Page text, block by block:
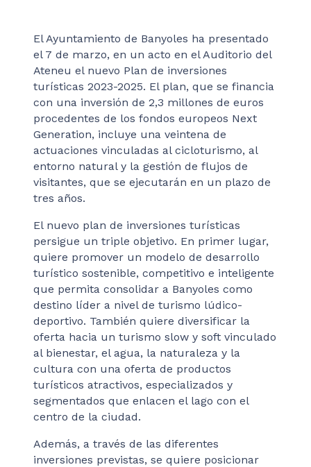
El Ayuntamiento de Banyoles ha presentado
el 7 de marzo, en un acto en el Auditorio del
Ateneu el nuevo Plan de inversiones
turísticas 2023-2025. El plan, que se financia
con una inversión de 2,3 millones de euros
procedentes de los fondos europeos Next
Generation, incluye una veintena de
actuaciones vinculadas al cicloturismo, al
entorno natural y la gestión de flujos de
visitantes, que se ejecutarán en un plazo de
tres años.
El nuevo plan de inversiones turísticas
persigue un triple objetivo. En primer lugar,
quiere promover un modelo de desarrollo
turístico sostenible, competitivo e inteligente
que permita consolidar a Banyoles como
destino líder a nivel de turismo lúdico-
deportivo. También quiere diversificar la
oferta hacia un turismo slow y soft vinculado
al bienestar, el agua, la naturaleza y la
cultura con una oferta de productos
turísticos atractivos, especializados y
segmentados que enlacen el lago con el
centro de la ciudad.
Además, a través de las diferentes
inversiones previstas, se quiere posicionar